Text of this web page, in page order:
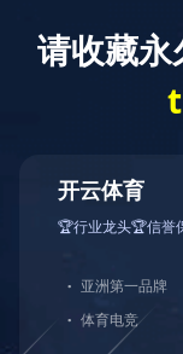
首 页
产品直通车>>> LED点光源